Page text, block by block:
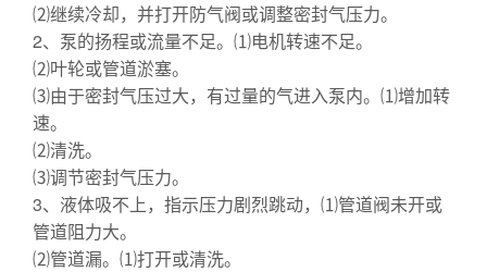
⑵继续冷却，并打开防气阀或调整密封气压力。
2、泵的扬程或流量不足。⑴电机转速不足。
⑵叶轮或管道淤塞。
⑶由于密封气压过大，有过量的气进入泵内。⑴增加转
速。
⑵清洗。
⑶调节密封气压力。
3、液体吸不上，指示压力剧烈跳动，⑴管道阀未开或
管道阻力大。
⑵管道漏。⑴打开或清洗。